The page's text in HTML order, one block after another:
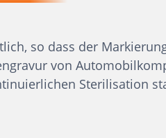
so dass der
von
Sterilisation